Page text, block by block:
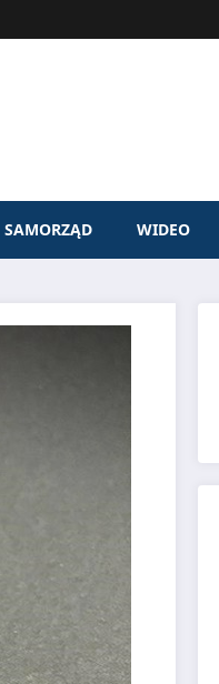
SAMORZĄD WIDEO